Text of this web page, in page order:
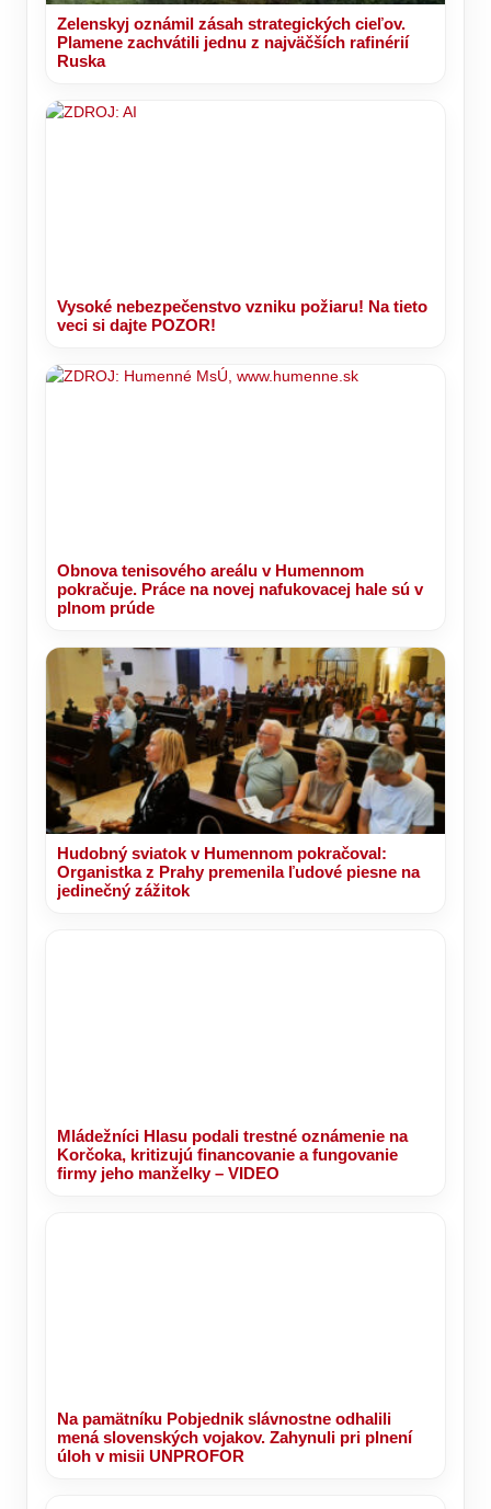
Zelenskyj oznámil zásah strategických cieľov.
Plamene zachvátili jednu z najväčších rafinérií
Ruska
Vysoké nebezpečenstvo vzniku požiaru! Na tieto
veci si dajte POZOR!
Obnova tenisového areálu v Humennom
pokračuje. Práce na novej nafukovacej hale sú v
plnom prúde
Hudobný sviatok v Humennom pokračoval:
Organistka z Prahy premenila ľudové piesne na
jedinečný zážitok
Mládežníci Hlasu podali trestné oznámenie na
Korčoka, kritizujú financovanie a fungovanie
firmy jeho manželky – VIDEO
Na pamätníku Pobjednik slávnostne odhalili
mená slovenských vojakov. Zahynuli pri plnení
úloh v misii UNPROFOR